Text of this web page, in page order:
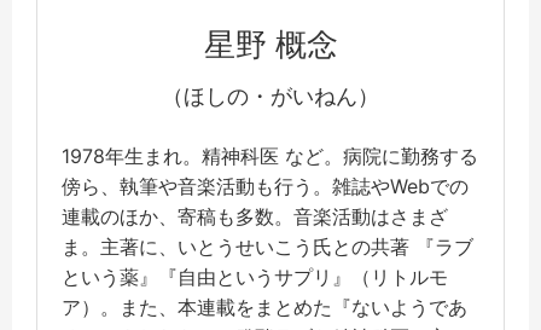
星野 概念
（ほしの・がいねん）
1978年生まれ。精神科医 など。病院に勤務する
傍ら、執筆や音楽活動も行う。雑誌やWebでの
連載のほか、寄稿も多数。音楽活動はさまざ
ま。主著に、いとうせいこう氏との共著 『ラブ
という薬』『自由というサプリ』（リトルモ
ア）。また、本連載をまとめた『ないようであ